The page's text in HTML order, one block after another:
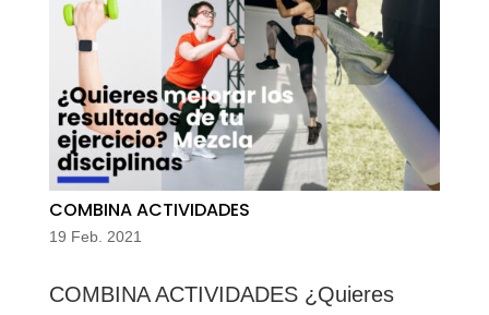
COMBINA ACTIVIDADES
19 Feb. 2021
COMBINA ACTIVIDADES ¿Quieres